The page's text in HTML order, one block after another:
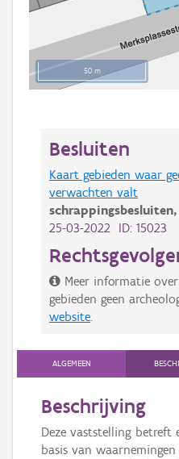
50 m
Besluiten
Kaart gebieden waar
verwachten valt
schrappingsbesluiten,
25-03-2022 ID: 15023
Meer informatie
gebieden geen
website.
ALGEMEEN
Beschrijving
Deze vaststelling betreft
basis van